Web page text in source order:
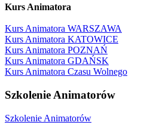
Kurs Animatora
Kurs Animatora WARSZAWA
Kurs Animatora KATOWICE
Kurs Animatora POZNAŃ
Kurs Animatora GDAŃSK
Kurs Animatora Czasu Wolnego
Szkolenie Animatorów
Szkolenie Animatorów